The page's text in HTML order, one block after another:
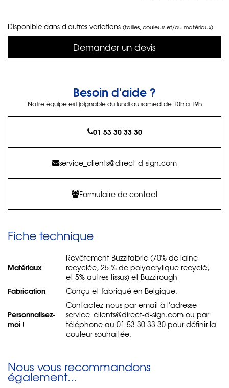
Disponible dans d'autres variations (tailles, couleurs et/ou matériaux)
Demander un devis
Besoin d'aide ?
Notre équipe est joignable du lundi au samedi de 10h à 19h
01 53 30 33 30
service_clients@direct-d-sign.com
Formulaire de contact
Fiche technique
Matériaux
Revêtement Buzzifabric (70% de laine
recyclée, 25 % de polyacrylique recyclé,
et 5% autres tissus) et Buzzirough
Fabrication Conçu et fabriqué en Belgique.
Personnalisez-
moi !
Contactez-nous par email à l'adresse
service_clients@direct-d-sign.com ou par
téléphone au 01 53 30 33 30 pour définir la
couleur souhaitée.
Nous vous recommandons
également...